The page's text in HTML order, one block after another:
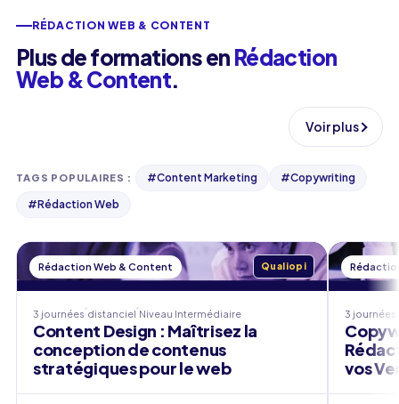
RÉDACTION WEB & CONTENT
Plus de formations en Rédaction
Web & Content.
Voir plus
TAGS POPULAIRES : #Content Marketing #Copywriting
#Rédaction Web
Rédaction Web & Content Qualiopi
3 journées distanciel Niveau Intermédiaire
Content Design : Maîtrisez la
conception de contenus
stratégiques pour le web
3 journées
vos